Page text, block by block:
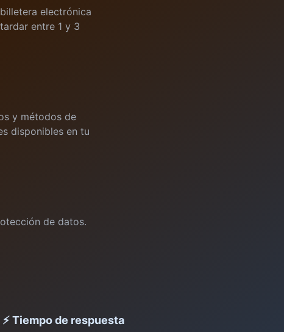
electrónica
entre 1 y 3
y métodos de
disponibles en tu
de datos.
⚡ Tiempo de respuesta